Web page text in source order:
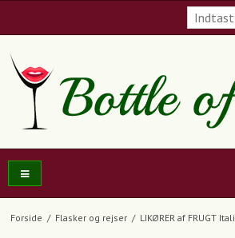
Forside / Flasker og rejser / LIKØRER af FRUGT